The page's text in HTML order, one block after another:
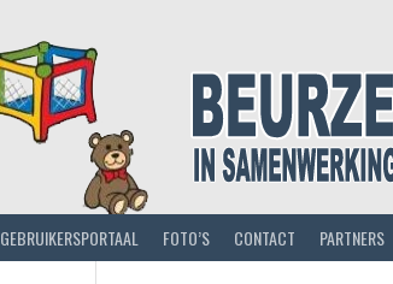
GEBRUIKERSPORTAAL FOTO’S CONTACT PARTNERS